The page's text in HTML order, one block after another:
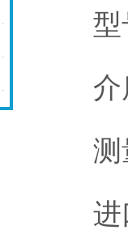
型
介
测量
进